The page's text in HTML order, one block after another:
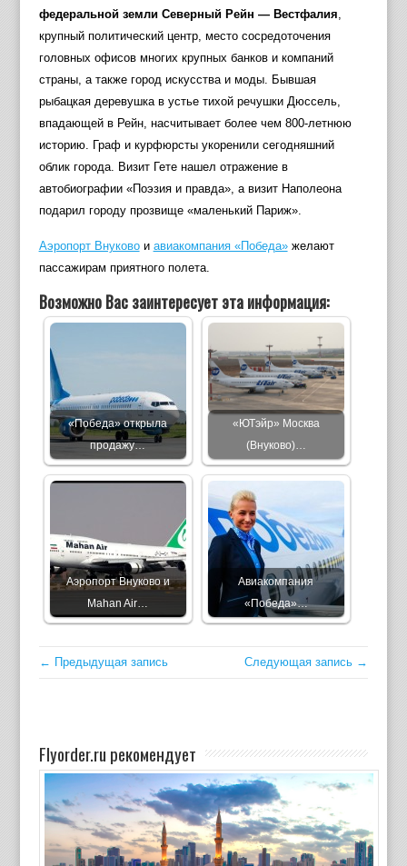
федеральной земли Северный Рейн — Вестфалия
крупный политический центр, место сосредоточения
головных офисов многих крупных банков и компаний
страны, а также город искусства и моды. Бывшая
рыбацкая деревушка в устье тихой речушки Дюссель,
впадающей в Рейн, насчитывает более чем 800-летнюю
историю. Граф и курфюрсты укоренили сегодняшний
облик города. Визит Гете нашел отражение в
автобиографии «Поэзия и правда», а визит Наполеона
подарил городу прозвище «маленький Париж».
Аэропорт Внуковои авиакомпания «Победа»желают
пассажирам приятного полета.
Возможно Вас заинтересует эта информация:
«Победа» открыла
продажу…
«ЮТэйр» Москва
(Внуково)…
Аэропорт Внуково и
Mahan Air…
Авиакомпания
«Победа»…
← Предыдущая запись Следующая запись →
Flyorder.ru рекомендует